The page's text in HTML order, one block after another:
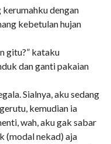
dengan
kebetulan hujan
gitu?” kataku
dan ganti pakaian
Sialnya, aku sedang
kemudian ia
wah, aku gak sabar
(modal nekad) aja